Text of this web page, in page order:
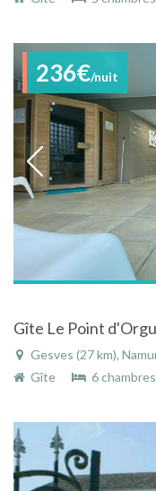
236€/nuit
Gîte Le Point
Gesves (27 km),
Gîte
6 chambres